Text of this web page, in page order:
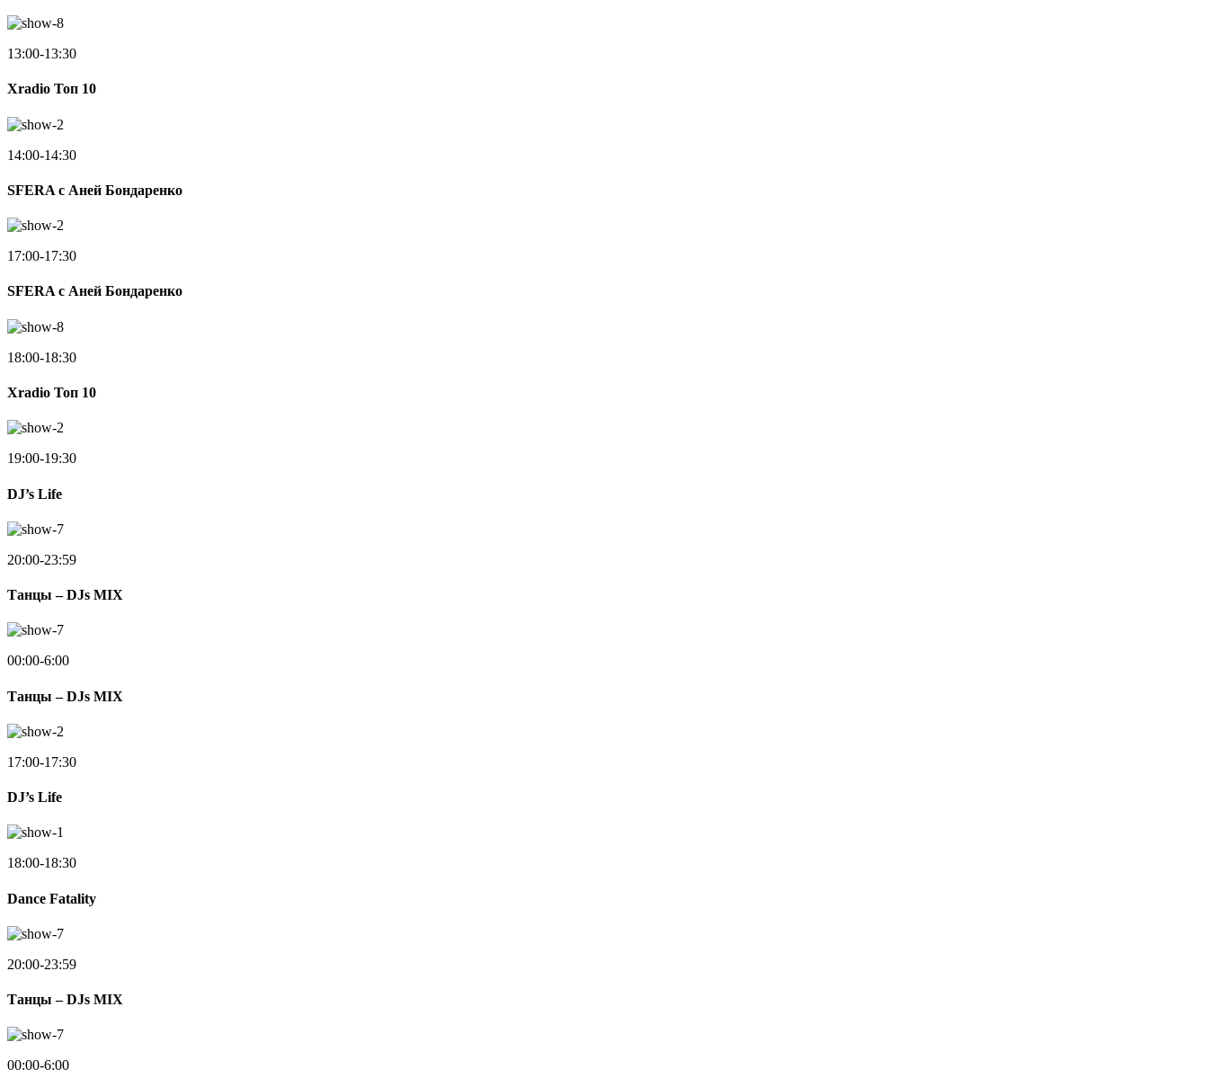
13:00-13:30
Xradio Топ 10
14:00-14:30
SFERA с Аней Бондаренко
17:00-17:30
SFERA с Аней Бондаренко
18:00-18:30
Xradio Топ 10
19:00-19:30
DJ’s Life
20:00-23:59
Танцы – DJs MIX
00:00-6:00
Танцы – DJs MIX
17:00-17:30
DJ’s Life
18:00-18:30
Dance Fatality
20:00-23:59
Танцы – DJs MIX
00:00-6:00